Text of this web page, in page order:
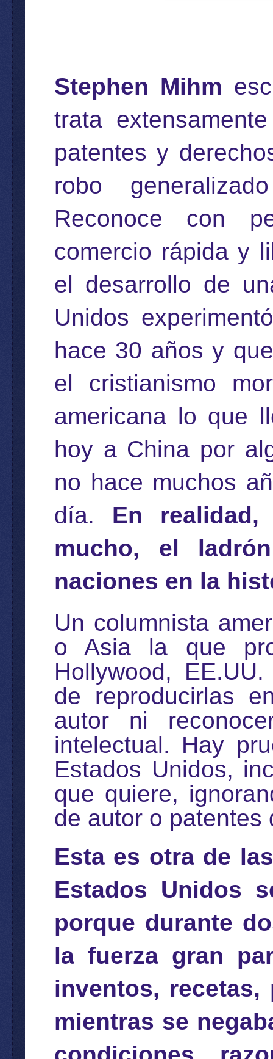
Stephen Mihm
trata
patentes y
robo
Reconoce con
comercio rápida y
el desarrollo de
Unidos
hace 30 años y
el cristianismo
americana lo que
hoy a China por
no hace muchos
día. En
mucho, el
naciones en la
Un columnista
o Asia la que
Hollywood,
de reproducirlas
autor ni
intelectual. Hay
Estados Unidos,
que quiere,
de autor o patentes
Esta es otra de
Estados Unidos
porque durante
la fuerza gran
inventos,
mientras se